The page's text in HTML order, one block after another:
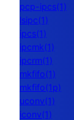
pcp-ipcs(1)
lsipc(1)
ipcs(1)
ipcmk(1)
ipcrm(1)
mkfifo(1)
mkfifo(1p)
uconv(1)
iconv(1)